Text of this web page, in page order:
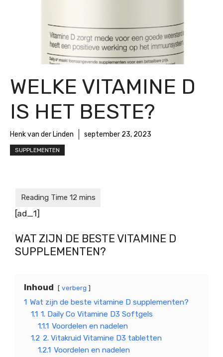
WELKE VITAMINE D
IS HET BESTE?
Henk van der Linden september 23, 2023
SUPPLEMENTEN
[ad_1]
WAT ZIJN DE BESTE VITAMINE D
SUPPLEMENTEN?
Inhoud verberg
1 Wat zijn de beste vitamine D supplementen?
1.1 1. Daily Co Vitamine D3 Softgels
1.1.1 Voordelen en nadelen
1.2 2. Vitakruid Vitamine D3 tabletten
1.2.1 Voordelen en nadelen